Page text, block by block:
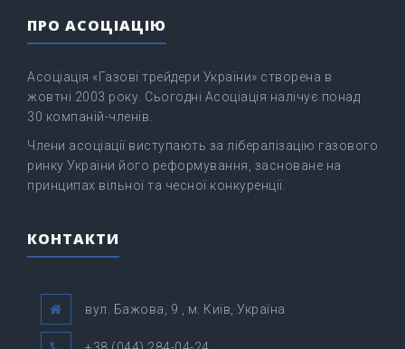
ПРО АСОЦІАЦІЮ
Асоціація «Газові трейдери України» створена в
жовтні 2003 року. Сьогодні Асоціація налічує понад
30 компаній-членів.
Члени асоціації виступають за лібералізацію газового
ринку України його реформування, засноване на
принципах вільної та чесної конкуренції.
КОНТАКТИ
вул. Бажова, 9 , м. Київ, Україна